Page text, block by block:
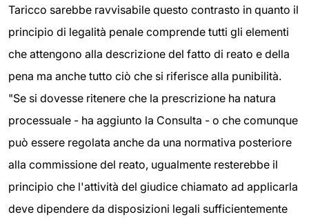
Taricco sarebbe ravvisabile questo contrasto in quanto il
principio di legalità penale comprende tutti gli elementi
che attengono alla descrizione del fatto di reato e della
pena ma anche tutto ciò che si riferisce alla punibilità.
"Se si dovesse ritenere che la prescrizione ha natura
processuale - ha aggiunto la Consulta - o che comunque
può essere regolata anche da una normativa posteriore
alla commissione del reato, ugualmente resterebbe il
principio che l'attività del giudice chiamato ad applicarla
deve dipendere da disposizioni legali sufficientemente